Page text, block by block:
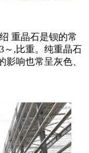
重晶石是钡的常
～,比重。纯重晶石
影响也常呈灰色、